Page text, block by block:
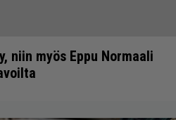
niin myös Eppu Normaali